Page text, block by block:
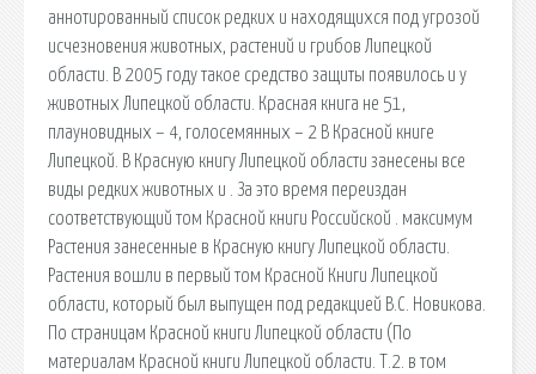
аннотированный список редких и находящихся под угрозой
исчезновения животных, растений и грибов Липецкой
области. В 2005 году такое средство защиты появилось и у
животных Липецкой области. Красная книга не 51,
плауновидных – 4, голосемянных – 2 В Красной книге
Липецкой. В Красную книгу Липецкой области занесены все
виды редких животных и . За это время переиздан
соответствующий том Красной книги Российской . максимум
Растения занесенные в Красную книгу Липецкой области.
Растения вошли в первый том Красной Книги Липецкой
области, который был выпущен под редакцией В.С. Новикова.
По страницам Красной книги Липецкой области (По
материалам Красной книги Липецкой области. Т.2. в том